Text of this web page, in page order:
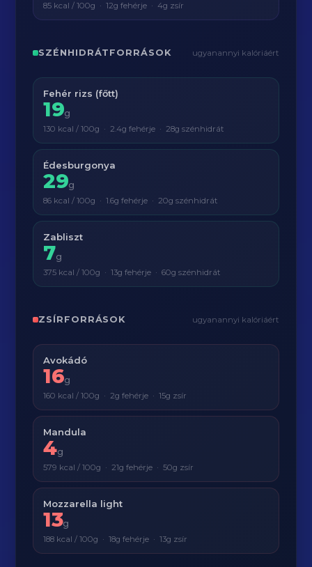
85 kcal / 100g · 12g fehérje · 4g zsír
SZÉNHIDRÁTFORRÁSOK ugyanannyi kalóriáért
Fehér rizs (főtt)
19g
130 kcal / 100g · 2.4g fehérje · 28g szénhidrát
Édesburgonya
29g
86 kcal / 100g · 1.6g fehérje · 20g szénhidrát
Zabliszt
7g
375 kcal / 100g · 13g fehérje · 60g szénhidrát
ZSÍRFORRÁSOK ugyanannyi kalóriáért
Avokádó
16g
160 kcal / 100g · 2g fehérje · 15g zsír
Mandula
4g
579 kcal / 100g · 21g fehérje · 50g zsír
Mozzarella light
13g
188 kcal / 100g · 18g fehérje · 13g zsír